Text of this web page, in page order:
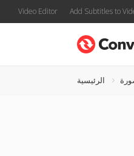
Video Editor Add Subtitles to
الرئيسية